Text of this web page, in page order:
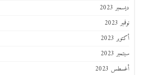
ديسمبر 2023
نوفمبر 2023
أكتوبر 2023
سبتمبر 2023
أغسطس 2023